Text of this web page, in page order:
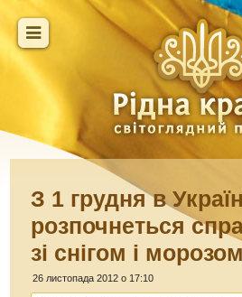
З 1 грудня в
розпочнеться
зі снігом і морозом
26 листопада 2012 о 17:10